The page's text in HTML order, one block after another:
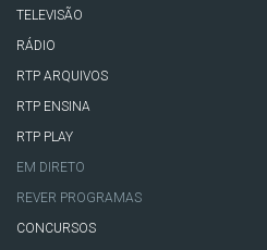
TELEVISÃO
RÁDIO
RTP ARQUIVOS
RTP ENSINA
RTP PLAY
EM DIRETO
REVER PROGRAMAS
CONCURSOS